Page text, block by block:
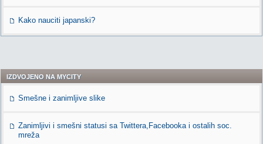
Kako nauciti japanski?
IZDVOJENO NA MYCITY
Smešne i zanimljive slike
Zanimljivi i smešni statusi sa Twittera,Facebooka i ostalih soc.
mreža